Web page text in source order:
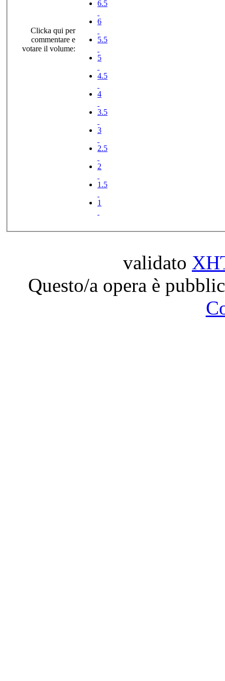
Clicka qui per
commentare e
votare il volume:
6.5
6
5.5
5
4.5
4
3.5
3
2.5
2
1.5
1
validato
Questo/a opera è